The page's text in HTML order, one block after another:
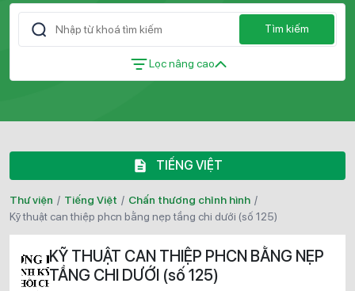
Tìm kiếm
Lọc nâng cao
TIẾNG VIỆT
Thư viện / Tiếng Việt / Chấn thương chỉnh hình /
kỹ thuật can thiệp phcn bằng nẹp tầng chi dưới (số 125)
KỸ THUẬT CAN THIỆP PHCN BẰNG NẸP
TẦNG CHI DƯỚI (số 125)